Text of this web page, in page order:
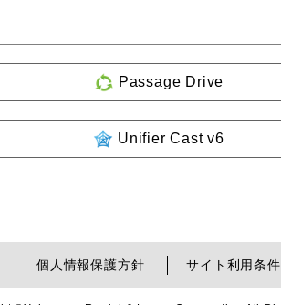
Passage Drive
Unifier Cast v6
個人情報保護方針 サイト利用条件